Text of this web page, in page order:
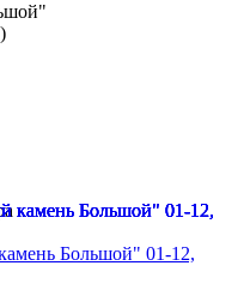
Большой" 01-12,